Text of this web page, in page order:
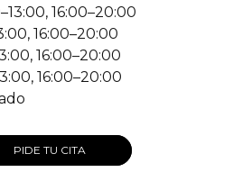
16:00–20:00
16:00–20:00
16:00–20:00
16:00–20:00
PIDE TU CITA